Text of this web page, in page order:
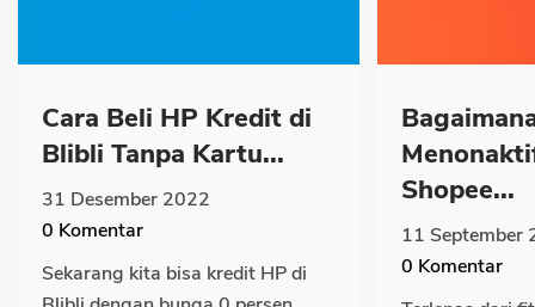
Cara Beli HP Kredit di
Blibli Tanpa Kartu...
31 Desember 2022
0 Komentar
Sekarang kita bisa kredit HP di
Shopee...
11 September
0 Komentar